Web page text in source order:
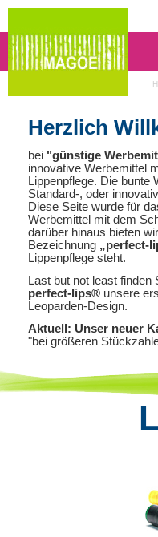
Herzlich
bei "günstige
innovative Werbemittel
Lippenpflege. Die
Standard-, oder
Diese Seite wurde für
Werbemittel mit dem
darüber hinaus bieten
Bezeichnung „perfect-
Lippenpflege steht.
Last but not least
perfect-lips® unsere
Leoparden-Design.
Aktuell: Unser neuer
"bei größeren